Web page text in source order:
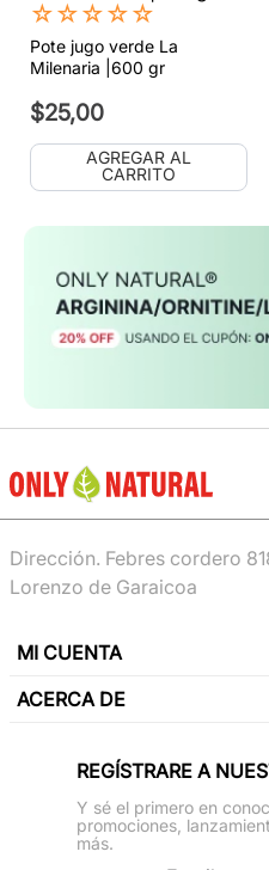
☆☆☆☆☆
Pote jugo verde La
Milenaria |600 gr
$25,00
AGREGAR AL
CARRITO
Dirección. Febres cordero
Lorenzo de Garaicoa
MI CUENTA
ACERCA DE
REGÍSTRARE A
Y sé el primero en
promociones,
más.